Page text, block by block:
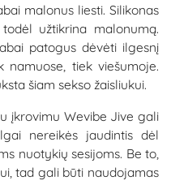
malonus liesti. Silikonas
užtikrina malonumą.
patogus dėvėti ilgesnį
tiek viešumoje.
šiam sekso žaisliukui.
įkrovimu Wevibe Jive gali
nereikės jaudintis dėl
nuotykių sesijoms. Be to,
tad gali būti naudojamas